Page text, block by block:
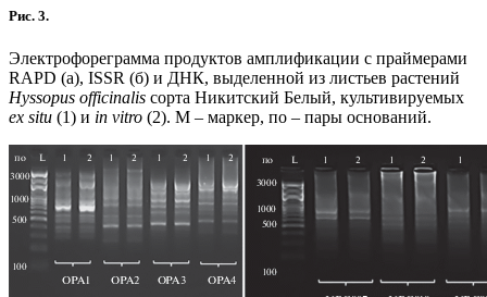
Рис. 3.
Электрофореграмма продуктов амплификации с праймерами
RAPD (а), ISSR (б) и ДНК, выделенной из листьев растений
Hyssopus officinalis сорта Никитский Белый, культивируемых
ex situ (1) и in vitro (2). М – маркер, по – пары оснований.